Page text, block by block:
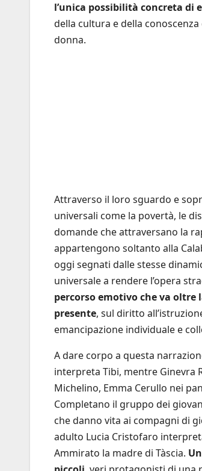
l’unica possibilità concreta di
della cultura e della
donna.
Attraverso il loro sguardo e
universali come la povertà, le
domande che attraversano la
appartengono soltanto alla
oggi segnati dalle stesse
universale a rendere l’opera
percorso emotivo che va oltre
presente, sul diritto
emancipazione individuale e
A dare corpo a questa
interpreta Tibi, mentre Ginevra
Michelino, Emma Cerullo nei
Completano il gruppo dei
che danno vita ai compagni di
adulto Lucia Cristofaro
Ammirato la madre di Tàscia.